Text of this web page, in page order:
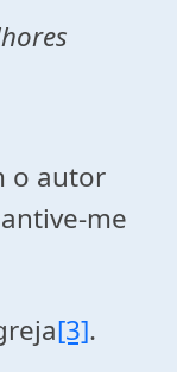
o autor
me
[3].